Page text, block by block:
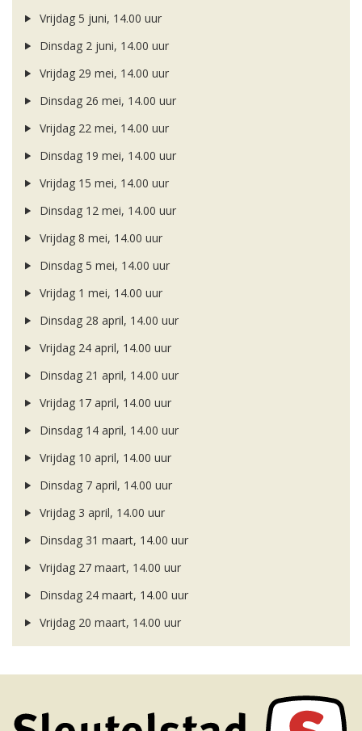
Vrijdag 5 juni, 14.00 uur
Dinsdag 2 juni, 14.00 uur
Vrijdag 29 mei, 14.00 uur
Dinsdag 26 mei, 14.00 uur
Vrijdag 22 mei, 14.00 uur
Dinsdag 19 mei, 14.00 uur
Vrijdag 15 mei, 14.00 uur
Dinsdag 12 mei, 14.00 uur
Vrijdag 8 mei, 14.00 uur
Dinsdag 5 mei, 14.00 uur
Vrijdag 1 mei, 14.00 uur
Dinsdag 28 april, 14.00 uur
Vrijdag 24 april, 14.00 uur
Dinsdag 21 april, 14.00 uur
Vrijdag 17 april, 14.00 uur
Dinsdag 14 april, 14.00 uur
Vrijdag 10 april, 14.00 uur
Dinsdag 7 april, 14.00 uur
Vrijdag 3 april, 14.00 uur
Dinsdag 31 maart, 14.00 uur
Vrijdag 27 maart, 14.00 uur
Dinsdag 24 maart, 14.00 uur
Vrijdag 20 maart, 14.00 uur